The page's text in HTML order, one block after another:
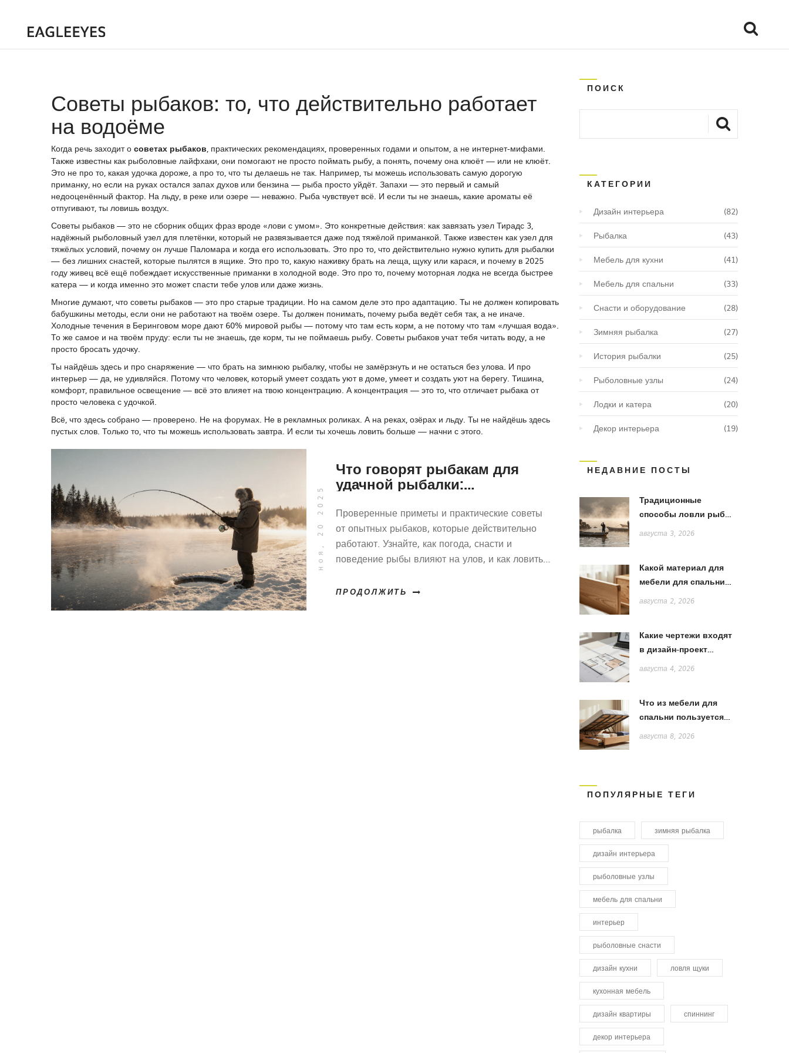
Советы рыбаков: то, что действительно работает
на водоёме
Когда речь заходит о советах рыбаков, практических рекомендациях, проверенных годами и опытом, а не интернет-мифами.
Также известны как рыболовные лайфхаки, они помогают не просто поймать рыбу, а понять, почему она клюёт — или не клюёт.
Это не про то, какая удочка дороже, а про то, что ты делаешь не так. Например, ты можешь использовать самую дорогую
приманку, но если на руках остался запах духов или бензина — рыба просто уйдёт. Запахи — это первый и самый
недооценённый фактор. На льду, в реке или озере — неважно. Рыба чувствует всё. И если ты не знаешь, какие ароматы её
отпугивают, ты ловишь воздух.
Советы рыбаков — это не сборник общих фраз вроде «лови с умом». Это конкретные действия: как завязать узел Тирадс 3,
надёжный рыболовный узел для плетёнки, который не развязывается даже под тяжёлой приманкой. Также известен как узел для
тяжёлых условий, почему он лучше Паломара и когда его использовать. Это про то, что действительно нужно купить для рыбалки
— без лишних снастей, которые пылятся в ящике. Это про то, какую наживку брать на леща, щуку или карася, и почему в 2025
году живец всё ещё побеждает искусственные приманки в холодной воде. Это про то, почему моторная лодка не всегда быстрее
катера — и когда именно это может спасти тебе улов или даже жизнь.
Многие думают, что советы рыбаков — это про старые традиции. Но на самом деле это про адаптацию. Ты не должен копировать
бабушкины методы, если они не работают на твоём озере. Ты должен понимать, почему рыба ведёт себя так, а не иначе.
Холодные течения в Беринговом море дают 60% мировой рыбы — потому что там есть корм, а не потому что там «лучшая вода».
То же самое и на твоём пруду: если ты не знаешь, где корм, ты не поймаешь рыбу. Советы рыбаков учат тебя читать воду, а не
просто бросать удочку.
Ты найдёшь здесь и про снаряжение — что брать на зимнюю рыбалку, чтобы не замёрзнуть и не остаться без улова. И про
интерьер — да, не удивляйся. Потому что человек, который умеет создать уют в доме, умеет и создать уют на берегу. Тишина,
комфорт, правильное освещение — всё это влияет на твою концентрацию. А концентрация — это то, что отличает рыбака от
просто человека с удочкой.
Всё, что здесь собрано — проверено. Не на форумах. Не в рекламных роликах. А на реках, озёрах и льду. Ты не найдёшь здесь
пустых слов. Только то, что ты можешь использовать завтра. И если ты хочешь ловить больше — начни с этого.
ноя, 20 2025
Что говорят рыбакам для
удачной рыбалки:
советы от опытных
рыболовов
Проверенные приметы и практические советы
от опытных рыбаков, которые действительно
работают. Узнайте, как погода, снасти и
поведение рыбы влияют на улов, и как ловить
ПРОДОЛЖИТЬ
ПОИСК
КАТЕГОРИИ
Дизайн интерьера (82)
Рыбалка (43)
Мебель для кухни (41)
Мебель для спальни (33)
Снасти и оборудование (28)
Зимняя рыбалка (27)
История рыбалки (25)
Рыболовные узлы (24)
Лодки и катера (20)
Декор интерьера (19)
НЕДАВНИЕ ПОСТЫ
Традиционные
способы ловли рыбы
в Японии: от жаберных
августа 3, 2026
Какой материал для
мебели для спальни
лучше: сравнение
августа 2, 2026
Какие чертежи входят
в дизайн-проект
квартиры: полный
августа 4, 2026
Что из мебели для
спальни пользуется
спросом в 2026 году:
августа 8, 2026
ПОПУЛЯРНЫЕ ТЕГИ
рыбалка зимняя рыбалка
дизайн интерьера
рыболовные узлы
мебель для спальни
интерьер
рыболовные снасти
дизайн кухни ловля щуки
кухонная мебель
дизайн квартиры спиннинг
декор интерьера